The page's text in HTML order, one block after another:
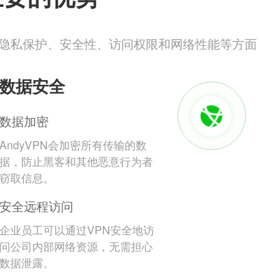
私保护、安全性、访问权限和网络性能等方面
数据安全
数据加密
AndyVPN会加密所有传输的数
据，防止黑客和其他恶意行为者
窃取信息。
安全远程访问
企业员工可以通过VPN安全地访
问公司内部网络资源，无需担心
数据泄露。